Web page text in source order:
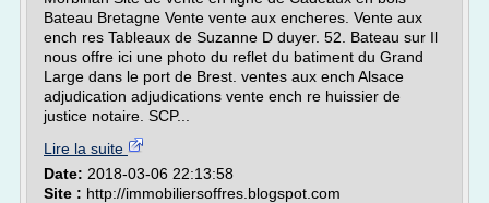
Bateau Bretagne Vente vente aux encheres. Vente aux
ench res Tableaux de Suzanne D duyer. 52. Bateau sur Il
nous offre ici une photo du reflet du batiment du Grand
Large dans le port de Brest. ventes aux ench Alsace
adjudication adjudications vente ench re huissier de
justice notaire. SCP...
Lire la suite
Date: 2018-03-06 22:13:58
Site : http://immobiliersoffres.blogspot.com